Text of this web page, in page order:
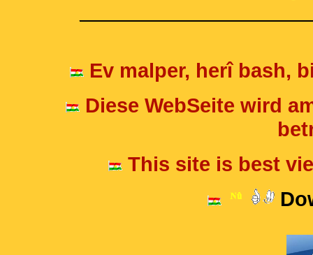
Ev malper, herî bash,
Diese WebSeite wird
This site is best